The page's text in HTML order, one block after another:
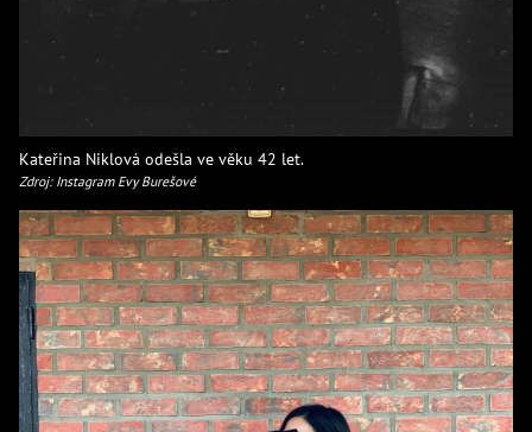
Kateřina Niklová odešla ve věku 42 let.
Zdroj: Instagram Evy Burešové